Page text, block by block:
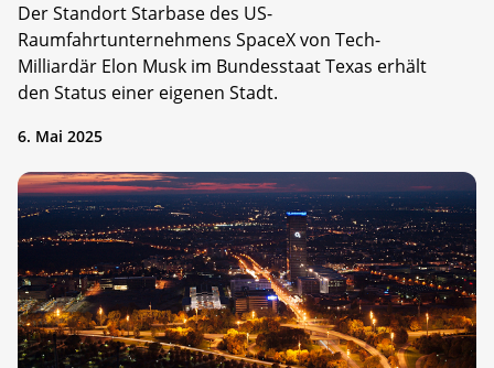
Der Standort Starbase des US-
Raumfahrtunternehmens SpaceX von Tech-
Milliardär Elon Musk im Bundesstaat Texas erhält
den Status einer eigenen Stadt.
6. Mai 2025